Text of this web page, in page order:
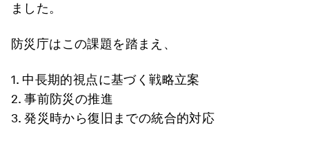
ました。
防災庁はこの課題を踏まえ、
1. 中長期的視点に基づく戦略立案
2. 事前防災の推進
3. 発災時から復旧までの統合的対応